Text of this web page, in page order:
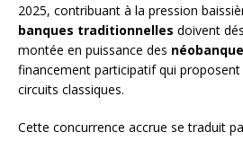
2025, contribuant à la pression
banques traditionnelles doivent
montée en puissance des
financement participatif qui
circuits classiques.
Cette concurrence accrue se traduit